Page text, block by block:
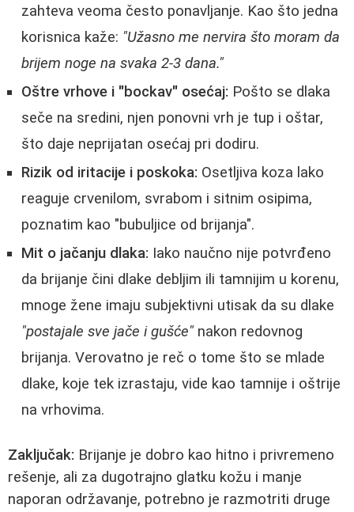
zahteva veoma često ponavljanje. Kao što jedna
korisnica kaže: "Užasno me nervira što moram da
brijem noge na svaka 2-3 dana."
Oštre vrhove i "bockav" osećaj: Pošto se dlaka
seče na sredini, njen ponovni vrh je tup i oštar,
što daje neprijatan osećaj pri dodiru.
Rizik od iritacije i poskoka: Osetljiva koza lako
reaguje crvenilom, svrabom i sitnim osipima,
poznatim kao "bubuljice od brijanja".
Mit o jačanju dlaka: Iako naučno nije potvrđeno
da brijanje čini dlake debljim ili tamnijim u korenu,
mnoge žene imaju subjektivni utisak da su dlake
"postajale sve jače i gušće" nakon redovnog
brijanja. Verovatno je reč o tome što se mlade
dlake, koje tek izrastaju, vide kao tamnije i oštrije
na vrhovima.
Zaključak: Brijanje je dobro kao hitno i privremeno
rešenje, ali za dugotrajno glatku kožu i manje
naporan održavanje, potrebno je razmotriti druge